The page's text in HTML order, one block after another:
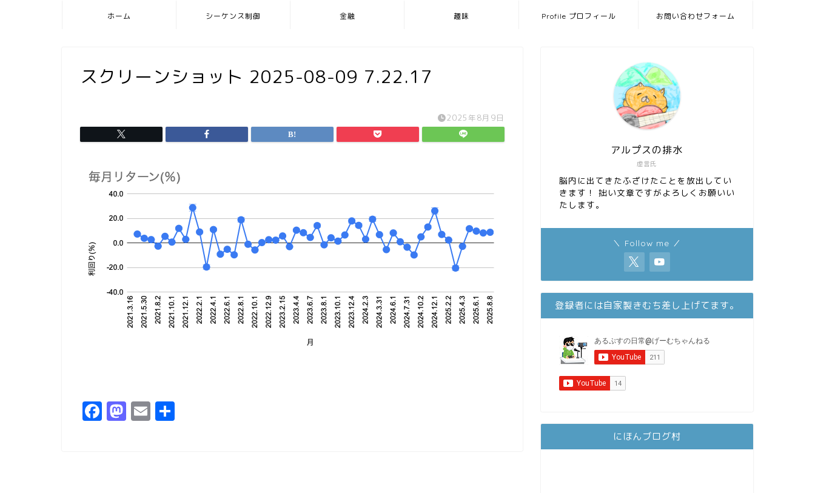
ホーム シーケンス制御 金融 趣味 Profile プロフィール お問い合わせフォーム
スクリーンショット 2025-08-09 7.22.17
2025年8月9日
F M E
虚言氏
アルプスの排水
脳内に出てきたふざけたことを放出してい
きます！ 拙い文章ですがよろしくお願いい
たします。
＼ Follow me ／
登録者には自家製きむち差し上げてます。
にほんブログ村